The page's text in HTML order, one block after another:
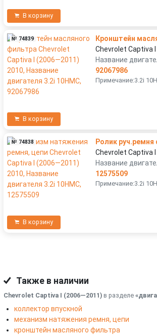
В корзину
№ 74839
Кронштейн
Chevrolet Captiva
Название
92067986
Примечание:3.2i
В корзину
№ 74838
Ролик
Chevrolet Captiva
Название
12575509
Примечание:3.2i
В корзину
Также в наличии
Chevrolet Captiva I (2006—2011) в разделе
коллектор впускной
механизм натяжения ремня, цепи
кронштейн масляного фильтра